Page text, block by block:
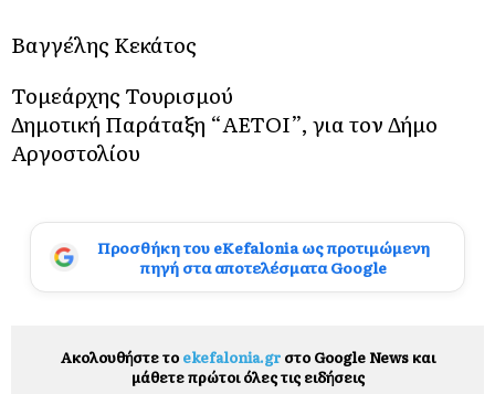
Βαγγέλης Κεκάτος
Τομεάρχης Τουρισμού
Δημοτική Παράταξη “ΑΕΤΟΙ”, για τον Δήμο
Αργοστολίου
Προσθήκη του eKefalonia ως προτιμώμενη
πηγή στα αποτελέσματα Google
Ακολουθήστε το ekefalonia.grστο Google News και
μάθετε πρώτοι όλες τις ειδήσεις